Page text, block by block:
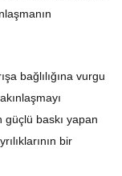
bağlılığına vurgu
güçlü baskı yapan
bir